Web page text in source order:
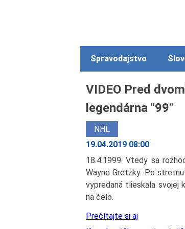
Spravodajstvo
VIDEO Pred
legendárna "99"
NHL
19.04.2019 08:00
18.4.1999. Vtedy sa
Wayne Gretzky. Po
vypredaná tlieskala svojej
na čelo.
Prečítajte si aj